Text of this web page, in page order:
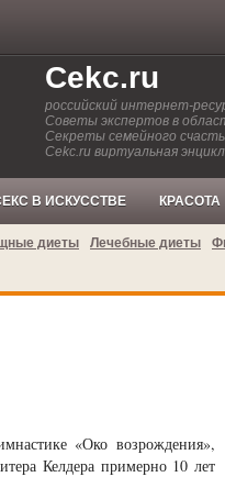
Cekc.ru
российский интернет-
Советы экспертов в
Секреты семейного
Cekc.ru виртуальная
В ИСКУССТВЕ КРАСОТА
диеты Лечебные диеты
«Око возрождения»,
Келдера примерно 10 лет